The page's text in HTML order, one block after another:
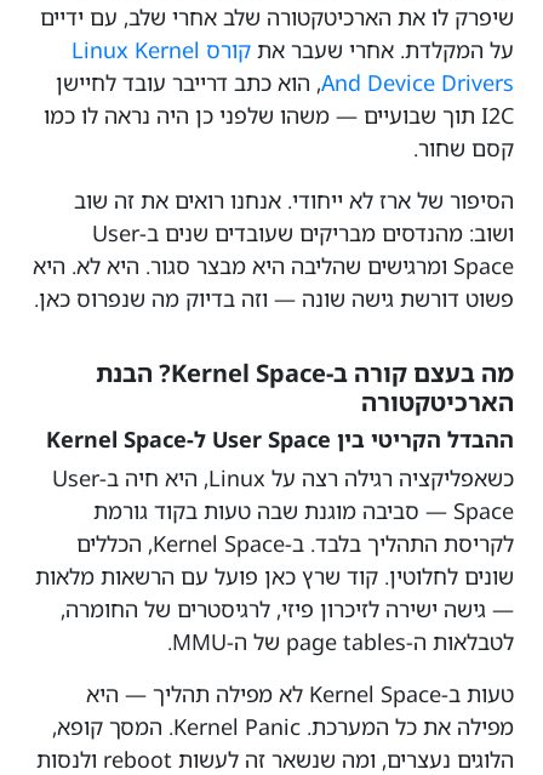
שיפרק לו את הארכיטקטורה שלב אחרי שלב, עם ידיים
על המקלדת. אחרי שעבר את
קורס Linux Kernel
And Device Drivers, הוא כתב דרייבר עובד לחיישן
I2C תוך שבועיים — משהו שלפני כן היה נראה לו כמו
קסם שחור.
הסיפור של ארז לא ייחודי. אנחנו רואים את זה שוב
ושוב: מהנדסים מבריקים שעובדים שנים ב-User
Space ומרגישים שהליבה היא מבצר סגור. היא לא. היא
פשוט דורשת גישה שונה — וזה בדיוק מה שנפרוס כאן.
מה בעצם קורה ב-Kernel Space? הבנת
הארכיטקטורה
ההבדל הקריטי בין User Space ל-Kernel Space
כשאפליקציה רגילה רצה על Linux, היא חיה ב-User
Space — סביבה מוגנת שבה טעות בקוד גורמת
לקריסת התהליך בלבד. ב-Kernel Space, הכללים
שונים לחלוטין. קוד שרץ כאן פועל עם הרשאות מלאות
— גישה ישירה לזיכרון פיזי, לרגיסטרים של החומרה,
לטבלאות ה-page tables של ה-MMU.
טעות ב-Kernel Space לא מפילה תהליך — היא
מפילה את כל המערכת. Kernel Panic. המסך קופא,
הלוגים נעצרים, ומה שנשאר זה לעשות reboot ולנסות